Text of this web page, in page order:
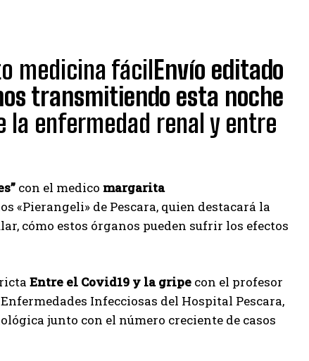
medicina fácil Envío editado
transmitiendo esta noche
la enfermedad renal y entre
con el medico margarita
«Pierangeli» de Pescara, quien destacará la
cómo estos órganos pueden sufrir los efectos
Entre el Covid19 y la gripe con el profesor
Infecciosas del Hospital Pescara,
junto con el número creciente de casos